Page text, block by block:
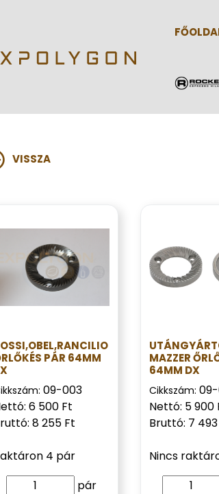
VISSZA
PÁR 64MM
09-003
6 500 Ft
8 255 Ft
4 pár
pár
MAZZER
64MM DX
Cikkszám: 09-
Nettó: 5 900
Bruttó: 7
Nincs